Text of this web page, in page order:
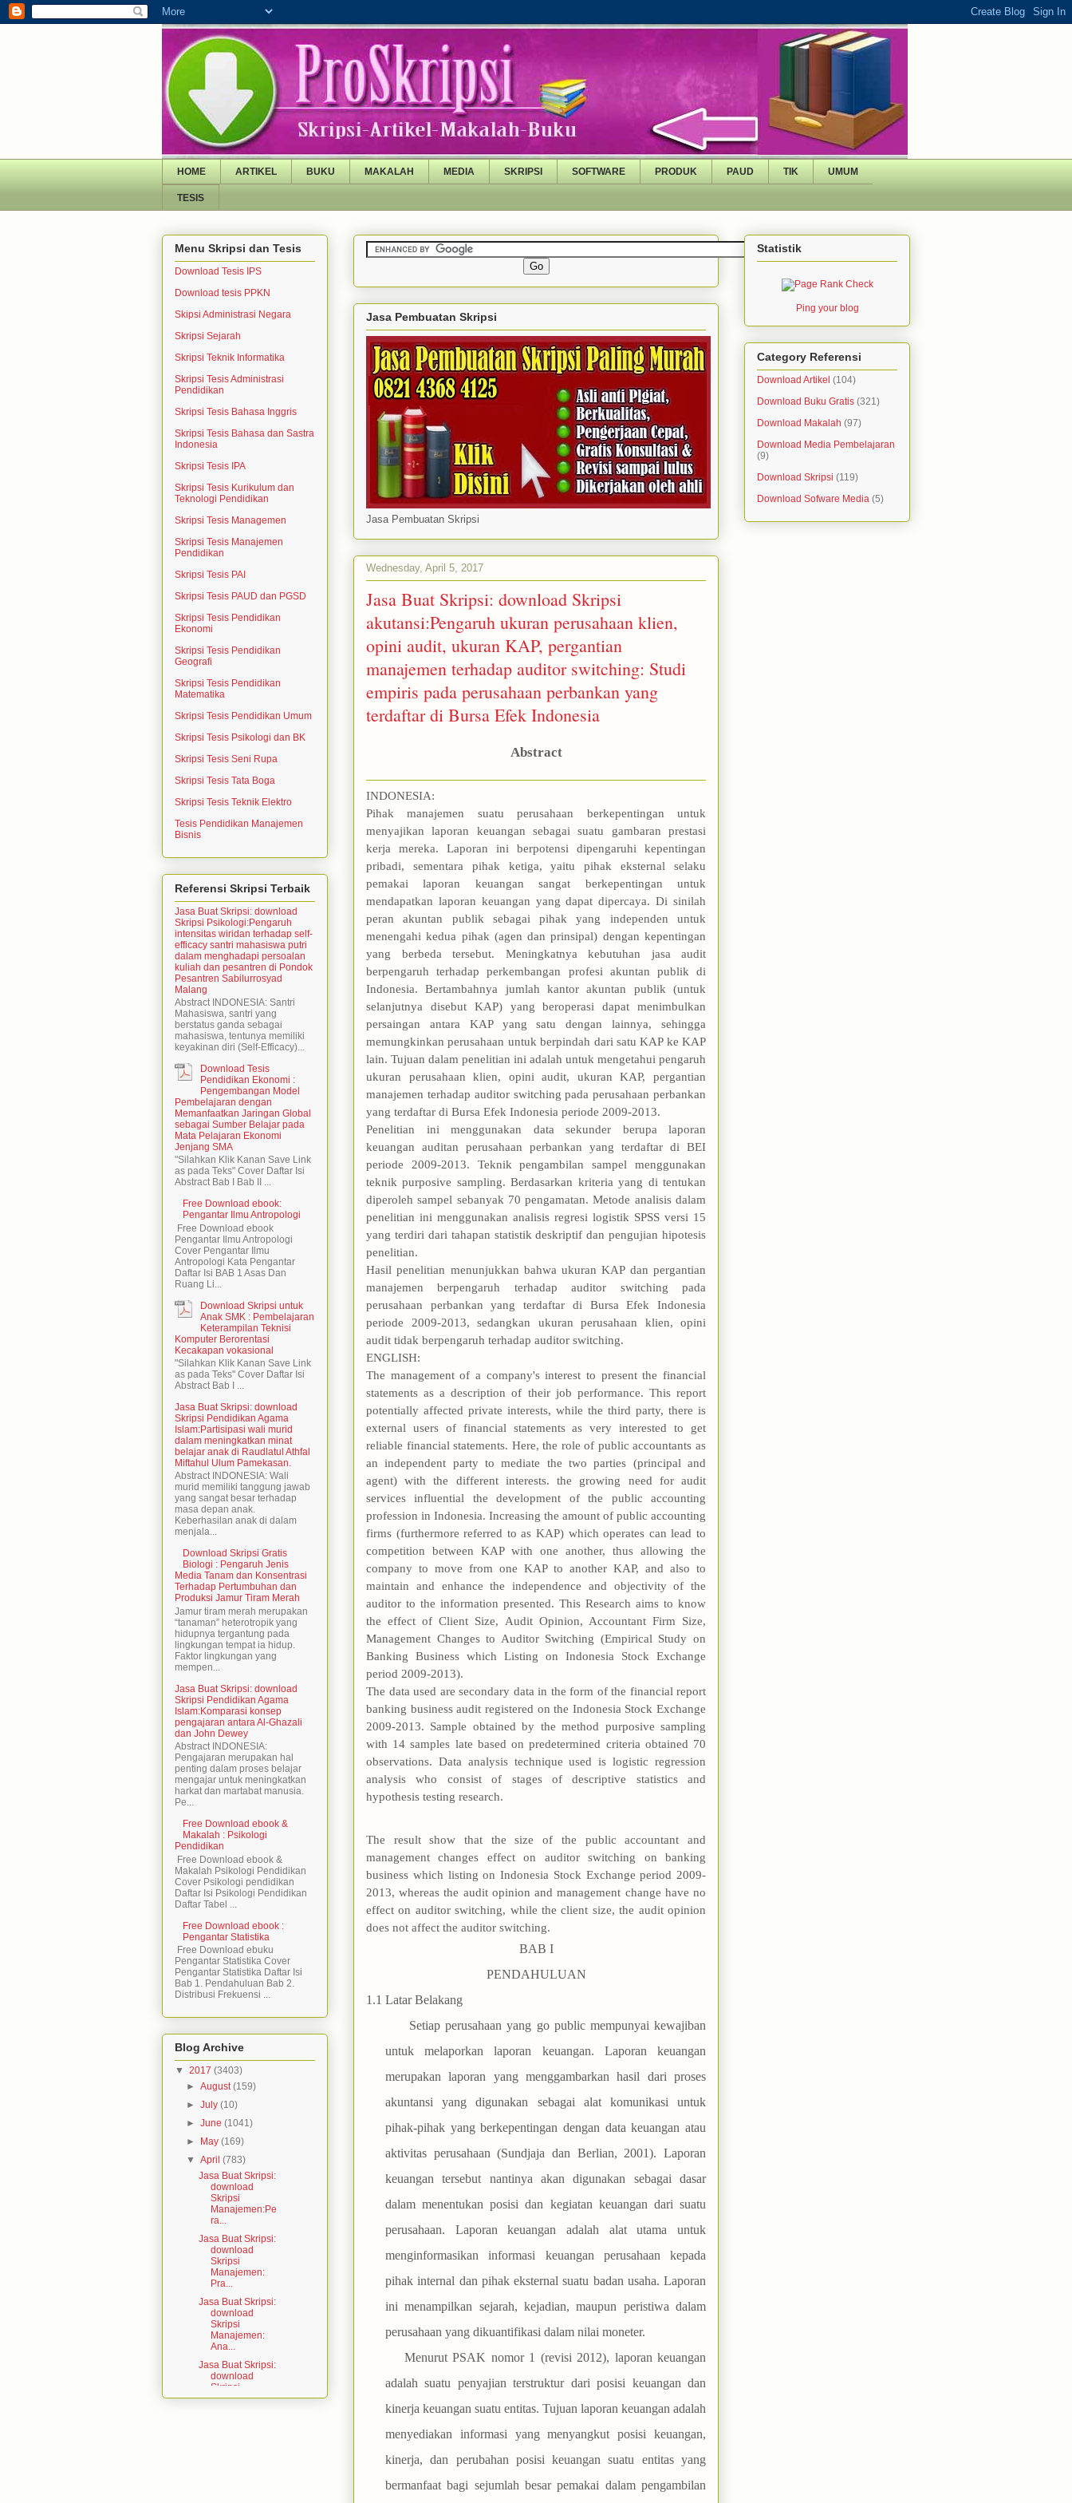
HOME ARTIKEL BUKU MAKALAH MEDIA SKRIPSI SOFTWARE PRODUK PAUD TIK UMUM
TESIS
Jasa Pembuatan Skripsi
Jasa Pembuatan Skripsi
Wednesday, April 5, 2017
Jasa Buat Skripsi: download Skripsi
akutansi:Pengaruh ukuran perusahaan klien,
opini audit, ukuran KAP, pergantian
manajemen terhadap auditor switching: Studi
empiris pada perusahaan perbankan yang
terdaftar di Bursa Efek Indonesia
Abstract
INDONESIA:
Pihak manajemen suatu perusahaan berkepentingan untuk
menyajikan laporan keuangan sebagai suatu gambaran prestasi
kerja mereka. Laporan ini berpotensi dipengaruhi kepentingan
pribadi, sementara pihak ketiga, yaitu pihak eksternal selaku
pemakai laporan keuangan sangat berkepentingan untuk
mendapatkan laporan keuangan yang dapat dipercaya. Di sinilah
peran akuntan publik sebagai pihak yang independen untuk
menengahi kedua pihak (agen dan prinsipal) dengan kepentingan
yang berbeda tersebut. Meningkatnya kebutuhan jasa audit
berpengaruh terhadap perkembangan profesi akuntan publik di
Indonesia. Bertambahnya jumlah kantor akuntan publik (untuk
selanjutnya disebut KAP) yang beroperasi dapat menimbulkan
persaingan antara KAP yang satu dengan lainnya, sehingga
memungkinkan perusahaan untuk berpindah dari satu KAP ke KAP
lain. Tujuan dalam penelitian ini adalah untuk mengetahui pengaruh
ukuran perusahaan klien, opini audit, ukuran KAP, pergantian
manajemen terhadap auditor switching pada perusahaan perbankan
yang terdaftar di Bursa Efek Indonesia periode 2009-2013.
Penelitian ini menggunakan data sekunder berupa laporan
keuangan auditan perusahaan perbankan yang terdaftar di BEI
periode 2009-2013. Teknik pengambilan sampel menggunakan
teknik purposive sampling. Berdasarkan kriteria yang di tentukan
diperoleh sampel sebanyak 70 pengamatan. Metode analisis dalam
penelitian ini menggunakan analisis regresi logistik SPSS versi 15
yang terdiri dari tahapan statistik deskriptif dan pengujian hipotesis
penelitian.
Hasil penelitian menunjukkan bahwa ukuran KAP dan pergantian
manajemen berpengaruh terhadap auditor switching pada
perusahaan perbankan yang terdaftar di Bursa Efek Indonesia
periode 2009-2013, sedangkan ukuran perusahaan klien, opini
audit tidak berpengaruh terhadap auditor switching.
ENGLISH:
The management of a company's interest to present the financial
statements as a description of their job performance. This report
potentially affected private interests, while the third party, there is
external users of financial statements as very interested to get
reliable financial statements. Here, the role of public accountants as
an independent party to mediate the two parties (principal and
agent) with the different interests. the growing need for audit
services influential the development of the public accounting
profession in Indonesia. Increasing the amount of public accounting
firms (furthermore referred to as KAP) which operates can lead to
competition between KAP with one another, thus allowing the
company to move from one KAP to another KAP, and also to
maintain and enhance the independence and objectivity of the
auditor to the information presented. This Research aims to know
the effect of Client Size, Audit Opinion, Accountant Firm Size,
Management Changes to Auditor Switching (Empirical Study on
Banking Business which Listing on Indonesia Stock Exchange
period 2009-2013).
The data used are secondary data in the form of the financial report
banking business audit registered on the Indonesia Stock Exchange
2009-2013. Sample obtained by the method purposive sampling
with 14 samples late based on predetermined criteria obtained 70
observations. Data analysis technique used is logistic regression
analysis who consist of stages of descriptive statistics and
hypothesis testing research.
The result show that the size of the public accountant and
management changes effect on auditor switching on banking
business which listing on Indonesia Stock Exchange period 2009-
2013, whereas the audit opinion and management change have no
effect on auditor switching, while the client size, the audit opinion
does not affect the auditor switching.
BAB I
PENDAHULUAN
1.1 Latar Belakang
Setiap perusahaan yang go public mempunyai kewajiban
untuk melaporkan laporan keuangan. Laporan keuangan
merupakan laporan yang menggambarkan hasil dari proses
akuntansi yang digunakan sebagai alat komunikasi untuk
pihak-pihak yang berkepentingan dengan data keuangan atau
aktivitas perusahaan (Sundjaja dan Berlian, 2001). Laporan
keuangan tersebut nantinya akan digunakan sebagai dasar
dalam menentukan posisi dan kegiatan keuangan dari suatu
perusahaan. Laporan keuangan adalah alat utama untuk
menginformasikan informasi keuangan perusahaan kepada
pihak internal dan pihak eksternal suatu badan usaha. Laporan
ini menampilkan sejarah, kejadian, maupun peristiwa dalam
perusahaan yang dikuantifikasi dalam nilai moneter.
Menurut PSAK nomor 1 (revisi 2012), laporan keuangan
adalah suatu penyajian terstruktur dari posisi keuangan dan
kinerja keuangan suatu entitas. Tujuan laporan keuangan adalah
menyediakan informasi yang menyangkut posisi keuangan,
kinerja, dan perubahan posisi keuangan suatu entitas yang
bermanfaat bagi sejumlah besar pemakai dalam pengambilan
Menu Skripsi dan Tesis
Download Tesis IPS
Download tesis PPKN
Skipsi Administrasi Negara
Skripsi Sejarah
Skripsi Teknik Informatika
Skripsi Tesis Administrasi
Pendidikan
Skripsi Tesis Bahasa Inggris
Skripsi Tesis Bahasa dan Sastra
Indonesia
Skripsi Tesis IPA
Skripsi Tesis Kurikulum dan
Teknologi Pendidikan
Skripsi Tesis Managemen
Skripsi Tesis Manajemen
Pendidikan
Skripsi Tesis PAI
Skripsi Tesis PAUD dan PGSD
Skripsi Tesis Pendidikan
Ekonomi
Skripsi Tesis Pendidikan
Geografi
Skripsi Tesis Pendidikan
Matematika
Skripsi Tesis Pendidikan Umum
Skripsi Tesis Psikologi dan BK
Skripsi Tesis Seni Rupa
Skripsi Tesis Tata Boga
Skripsi Tesis Teknik Elektro
Tesis Pendidikan Manajemen
Bisnis
Referensi Skripsi Terbaik
Jasa Buat Skripsi: download
Skripsi Psikologi:Pengaruh
intensitas wiridan terhadap self-
efficacy santri mahasiswa putri
dalam menghadapi persoalan
kuliah dan pesantren di Pondok
Pesantren Sabilurrosyad
Malang
Abstract INDONESIA: Santri
Mahasiswa, santri yang
berstatus ganda sebagai
mahasiswa, tentunya memiliki
keyakinan diri (Self-Efficacy)...
Download Tesis
Pendidikan Ekonomi :
Pengembangan Model
Pembelajaran dengan
Memanfaatkan Jaringan Global
sebagai Sumber Belajar pada
Mata Pelajaran Ekonomi
Jenjang SMA
"Silahkan Klik Kanan Save Link
as pada Teks" Cover Daftar Isi
Abstract Bab I Bab II ...
Free Download ebook:
Pengantar Ilmu Antropologi
Free Download ebook
Pengantar Ilmu Antropologi
Cover Pengantar Ilmu
Antropologi Kata Pengantar
Daftar Isi BAB 1 Asas Dan
Ruang Li...
Download Skripsi untuk
Anak SMK : Pembelajaran
Keterampilan Teknisi
Komputer Berorentasi
Kecakapan vokasional
"Silahkan Klik Kanan Save Link
as pada Teks" Cover Daftar Isi
Abstract Bab I ...
Jasa Buat Skripsi: download
Skripsi Pendidikan Agama
Islam:Partisipasi wali murid
dalam meningkatkan minat
belajar anak di Raudlatul Athfal
Miftahul Ulum Pamekasan.
Abstract INDONESIA: Wali
murid memiliki tanggung jawab
yang sangat besar terhadap
masa depan anak.
Keberhasilan anak di dalam
menjala...
Download Skripsi Gratis
Biologi : Pengaruh Jenis
Media Tanam dan Konsentrasi
Terhadap Pertumbuhan dan
Produksi Jamur Tiram Merah
Jamur tiram merah merupakan
“tanaman” heterotropik yang
hidupnya tergantung pada
lingkungan tempat ia hidup.
Faktor lingkungan yang
mempen...
Jasa Buat Skripsi: download
Skripsi Pendidikan Agama
Islam:Komparasi konsep
pengajaran antara Al-Ghazali
dan John Dewey
Abstract INDONESIA:
Pengajaran merupakan hal
penting dalam proses belajar
mengajar untuk meningkatkan
harkat dan martabat manusia.
Pe...
Free Download ebook &
Makalah : Psikologi
Pendidikan
Free Download ebook &
Makalah Psikologi Pendidikan
Cover Psikologi pendidikan
Daftar Isi Psikologi Pendidikan
Daftar Tabel ...
Free Download ebook :
Pengantar Statistika
Free Download ebuku
Pengantar Statistika Cover
Pengantar Statistika Daftar Isi
Bab 1. Pendahuluan Bab 2.
Distribusi Frekuensi ...
Blog Archive
▼ 2017 (3403)
►August(159)
►July(10)
►June(1041)
►
May(169)
▼April(783)
Jasa Buat Skripsi:
download
Skripsi
Manajemen:Pe
ra...
Jasa Buat Skripsi:
download
Skripsi
Manajemen:
Pra...
Jasa Buat Skripsi:
download
Skripsi
Manajemen:
Ana...
Jasa Buat Skripsi:
download
Skripsi
Manajemen:
Statistik
Ping your blog
Category Referensi
Download Artikel (104)
Download Buku Gratis (321)
Download Makalah (97)
Download Media Pembelajaran
(9)
Download Skripsi (119)
Download Sofware Media (5)